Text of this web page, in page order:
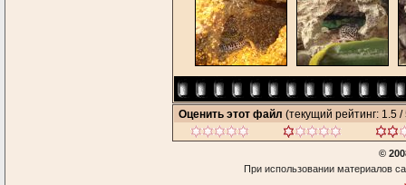
Оценить этот файл (текущий рейтинг: 1.5 /
©
При использовании материалов